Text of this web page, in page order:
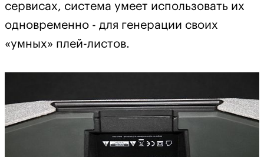
сервисах, система умеет использовать их
одновременно - для генерации своих
«умных» плей-листов.